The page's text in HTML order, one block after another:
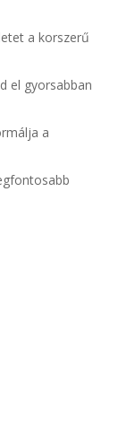
a korszerű
el gyorsabban
a